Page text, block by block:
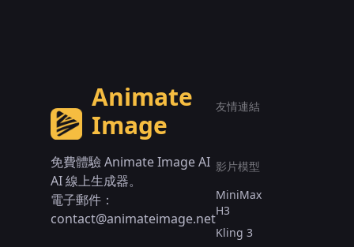
Animate
Image
免費體驗 Animate Image AI
AI 線上生成器。
電子郵件：
contact@animateimage.net
友情連結
影片模型
MiniMax
H3
Kling 3